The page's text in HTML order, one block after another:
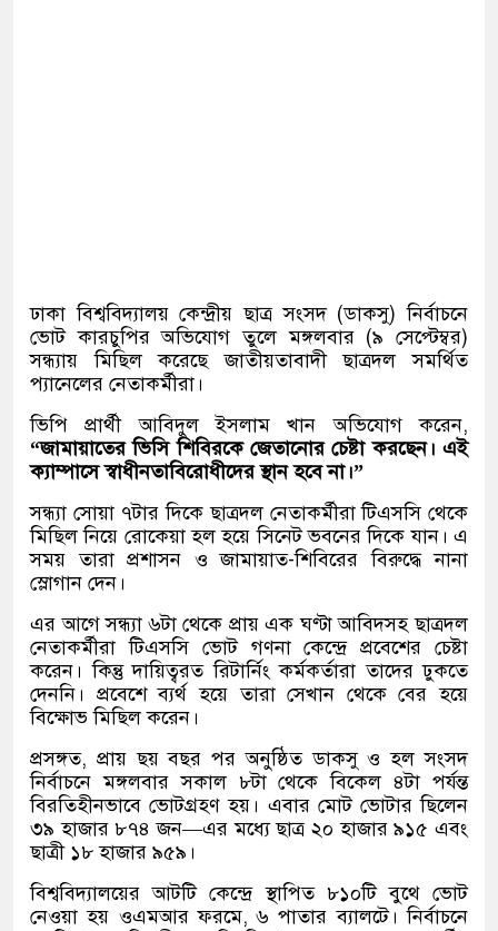
ঢাকা বিশ্ববিদ্যালয় কেন্দ্রীয় ছাত্র সংসদ (ডাকসু) নির্বাচনে
ভোট কারচুপির অভিযোগ তুলে মঙ্গলবার (৯ সেপ্টেম্বর)
সন্ধ্যায় মিছিল করেছে জাতীয়তাবাদী ছাত্রদল সমর্থিত
প্যানেলের নেতাকর্মীরা।
ভিপি প্রার্থী আবিদুল ইসলাম খান অভিযোগ করেন,
“জামায়াতের ভিসি শিবিরকে জেতানোর চেষ্টা করছেন। এই
ক্যাম্পাসে স্বাধীনতাবিরোধীদের স্থান হবে না।”
সন্ধ্যা সোয়া ৭টার দিকে ছাত্রদল নেতাকর্মীরা টিএসসি থেকে
মিছিল নিয়ে রোকেয়া হল হয়ে সিনেট ভবনের দিকে যান। এ
সময় তারা প্রশাসন ও জামায়াত-শিবিরের বিরুদ্ধে নানা
স্লোগান দেন।
এর আগে সন্ধ্যা ৬টা থেকে প্রায় এক ঘণ্টা আবিদসহ ছাত্রদল
নেতাকর্মীরা টিএসসি ভোট গণনা কেন্দ্রে প্রবেশের চেষ্টা
করেন। কিন্তু দায়িত্বরত রিটার্নিং কর্মকর্তারা তাদের ঢুকতে
দেননি। প্রবেশে ব্যর্থ হয়ে তারা সেখান থেকে বের হয়ে
বিক্ষোভ মিছিল করেন।
প্রসঙ্গত, প্রায় ছয় বছর পর অনুষ্ঠিত ডাকসু ও হল সংসদ
নির্বাচনে মঙ্গলবার সকাল ৮টা থেকে বিকেল ৪টা পর্যন্ত
বিরতিহীনভাবে ভোটগ্রহণ হয়। এবার মোট ভোটার ছিলেন
৩৯ হাজার ৮৭৪ জন—এর মধ্যে ছাত্র ২০ হাজার ৯১৫ এবং
ছাত্রী ১৮ হাজার ৯৫৯।
বিশ্ববিদ্যালয়ের আটটি কেন্দ্রে স্থাপিত ৮১০টি বুথে ভোট
নেওয়া হয় ওএমআর ফরমে, ৬ পাতার ব্যালটে। নির্বাচনে